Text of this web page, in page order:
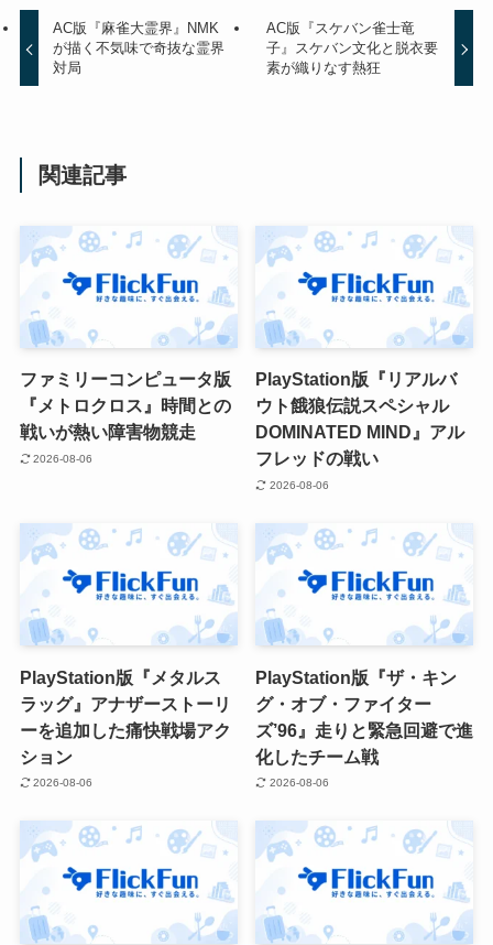
AC版『麻雀大霊界』NMK
が描く不気味で奇抜な霊界
対局
AC版『スケバン雀士竜
子』スケバン文化と脱衣要
素が織りなす熱狂
関連記事
ファミリーコンピュータ版
『メトロクロス』時間との
戦いが熱い障害物競走
2026-08-06
PlayStation版『リアルバ
ウト餓狼伝説スペシャル
DOMINATED MIND』アル
フレッドの戦い
2026-08-06
PlayStation版『メタルス
ラッグ』アナザーストーリ
ーを追加した痛快戦場アク
ション
2026-08-06
PlayStation版『ザ・キン
グ・オブ・ファイター
ズ’96』走りと緊急回避で進
化したチーム戦
2026-08-06